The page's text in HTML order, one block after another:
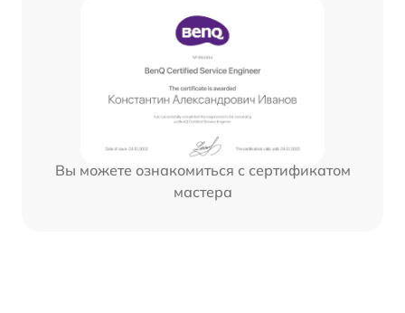
Вы можете ознакомиться с сертификатом
мастера